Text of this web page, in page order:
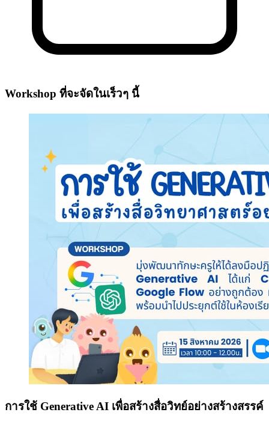
Workshop ที่จะจัดในเร็วๆ นี้
การใช้ Generative AI เพื่อสร้างสื่อวิทย์อย่างสร้างสรรค์